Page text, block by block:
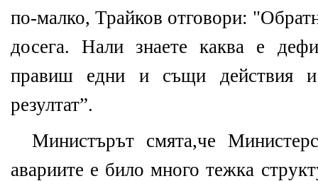
по-малко, Трайков отговори:
досега. Нали знаете каква е
правиш едни и същи действия
резултат”.
Министърът смята,че
авариите е било много тежка